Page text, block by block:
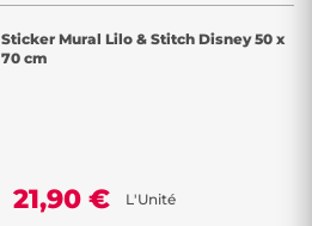
Sticker Mural Lilo & Stitch Disney 50 x
70 cm
21,90 € L'Unité